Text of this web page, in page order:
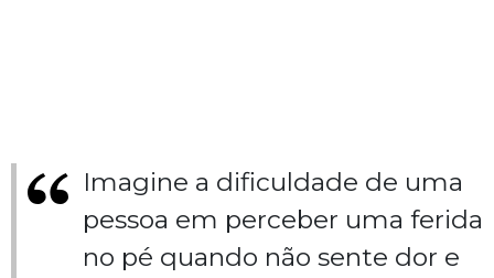
Imagine a dificuldade de uma
pessoa em perceber uma ferida
no pé quando não sente dor e